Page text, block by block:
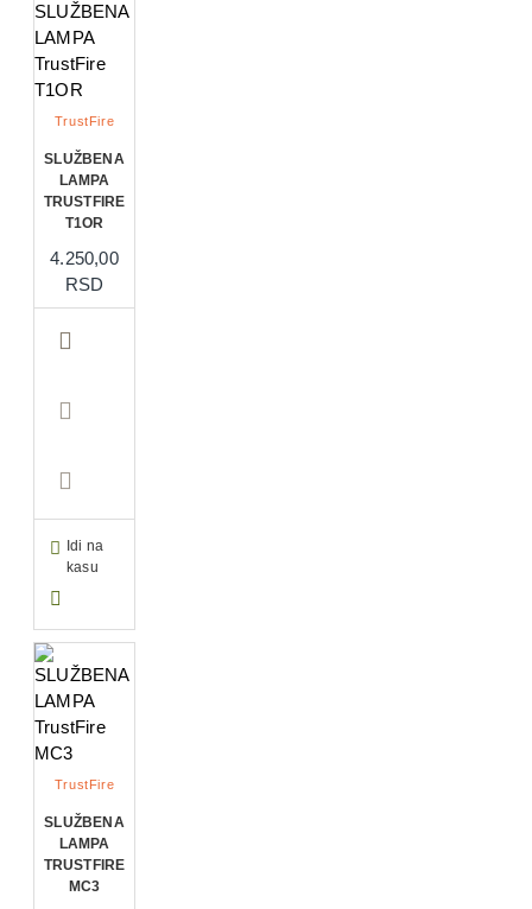
TrustFire
SLUŽBENA
LAMPA
TRUSTFIRE
T1OR
4.250,00
RSD
Idi na
kasu
TrustFire
SLUŽBENA
LAMPA
TRUSTFIRE
MC3